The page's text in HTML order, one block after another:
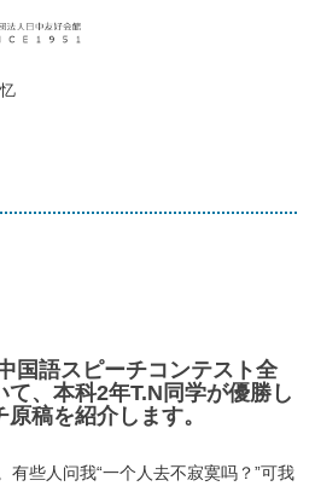
国語スピーチコンテスト全
て、本科2年T.N同学が優勝し
稿を紹介します。
些人问我“一个人去不寂寞吗？”可我